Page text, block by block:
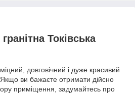
Токівська
довговічний і дуже красивий
ви бажаєте отримати дійсно
приміщення, задумайтесь про